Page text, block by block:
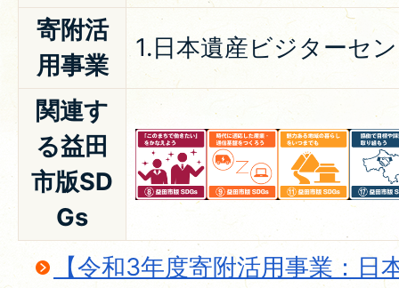
寄附活
用事業
1.日本遺産ビジターセ
関連す
る益田
市版SD
Gs
【令和3年度寄附活用事業：